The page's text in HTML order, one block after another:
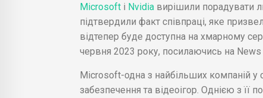
Microsoftі Nvidia вирішили порадувати
підтвердили факт співпраці, яке
відтепер буде доступна на хмарному
червня 2023 року, посилаючись на News
Microsoft-одна з найбільших компаній у
забезпечення та відеоігор. Однією з її
небі» .